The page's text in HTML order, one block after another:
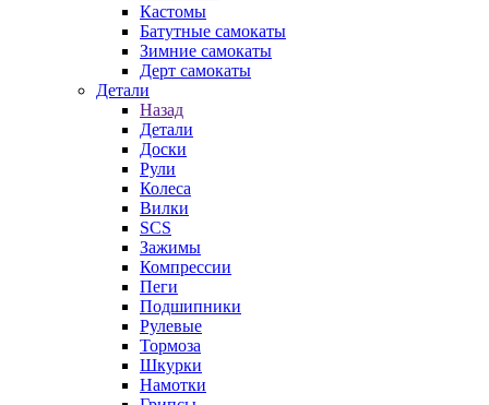
Кастомы
Батутные самокаты
Зимние самокаты
Дерт самокаты
Детали
Назад
Детали
Доски
Рули
Колеса
Вилки
SCS
Зажимы
Компрессии
Пеги
Подшипники
Рулевые
Тормоза
Шкурки
Намотки